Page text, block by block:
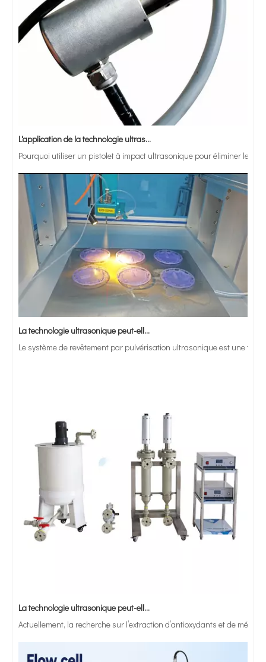
Pourquoi utiliser un pistolet à impact ultrasonique pour éliminer les
La technologie ultrasonique peut-elle être utilisée pour recouvrir des plateaux de suture chirurgicale avec une solution de triclosan ?
Le système de revêtement par pulvérisation ultrasonique est une
Actuellement, la recherche sur l’extraction d’antioxydants et de